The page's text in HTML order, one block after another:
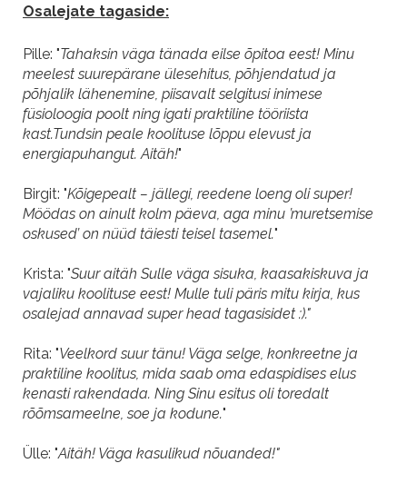
Osalejate tagaside:
Pille: "Tahaksin väga tänada eilse õpitoa eest! Minu
meelest suurepärane ülesehitus, põhjendatud ja
põhjalik lähenemine, piisavalt selgitusi inimese
füsioloogia poolt ning igati praktiline tööriista
kast.Tundsin peale koolituse lõppu elevust ja
energiapuhangut. Aitäh!"
Birgit: "Kõigepealt – jällegi, reedene loeng oli super!
Möödas on ainult kolm päeva, aga minu ’muretsemise
oskused’ on nüüd täiesti teisel tasemel."
Krista: "Suur aitäh Sulle väga sisuka, kaasakiskuva ja
vajaliku koolituse eest! Mulle tuli päris mitu kirja, kus
osalejad annavad super head tagasisidet :)."
Rita: "Veelkord suur tänu! Väga selge, konkreetne ja
praktiline koolitus, mida saab oma edaspidises elus
kenasti rakendada. Ning Sinu esitus oli toredalt
rõõmsameelne, soe ja kodune."
Ülle: "Aitäh! Väga kasulikud nõuanded!"